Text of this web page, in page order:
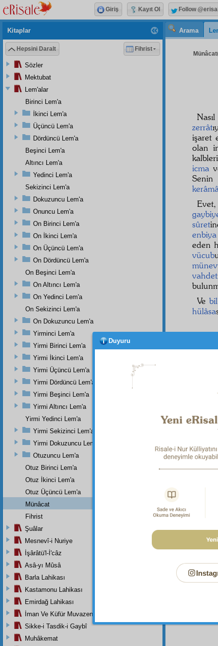
Arama
Nasıl
zerrât
işaret
olan
icma
Senin
sûret
enbiya
eden
vücub
vahdet
Ve
hülâsa
Kitaplar
Hepsini Daralt Fihrist
Sözler
Mektubat
Lem'alar
Birinci Lem'a
İkinci Lem'a
Üçüncü Lem'a
Dördüncü Lem'a
Beşinci Lem'a
Altıncı Lem'a
Yedinci Lem'a
Sekizinci Lem'a
Dokuzuncu Lem'a
Onuncu Lem'a
On Birinci Lem'a
On İkinci Lem'a
On Üçüncü Lem'a
On Dördüncü Lem'a
On Beşinci Lem'a
On Altıncı Lem'a
On Yedinci Lem'a
On Sekizinci Lem'a
On Dokuzuncu Lem'a
Yirminci Lem'a
Yirmi Birinci Lem'a
Yirmi İkinci Lem'a
Yirmi Üçüncü Lem'a
Yirmi Dördüncü Lem'a
Yirmi Beşinci Lem'a
Yirmi Altıncı Lem'a
Yirmi Yedinci Lem'a
Yirmi Sekizinci Lem'a
Yirmi Dokuzuncu Lem'a
Otuzuncu Lem'a
Otuz Birinci Lem'a
Otuz İkinci Lem'a
Otuz Üçüncü Lem'a
Münâcat
Fihrist
Şuâlar
Mesnevî-i Nuriye
İşârâtü'l-İ'câz
Asâ-yı Mûsâ
Barla Lahikası
Kastamonu Lahikası
Emirdağ Lahikası
İman Ve Küfür Muvazeneleri
Sikke-i Tasdik-i Gaybî
Muhâkemat
Giriş Kayıt Ol Follow
Duyuru